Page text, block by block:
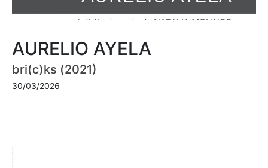
AURELIO AYELA
bri(c)ks (2021)
30/03/2026